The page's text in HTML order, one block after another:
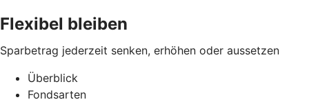
Flexibel bleiben
Sparbetrag jederzeit senken, erhöhen oder aussetzen
Überblick
Fondsarten